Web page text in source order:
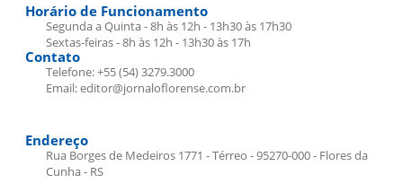
Horário de Funcionamento
Segunda a Quinta - 8h às 12h - 13h30 às 17h30
Sextas-feiras - 8h às 12h - 13h30 às 17h
Contato
Telefone: +55 (54) 3279.3000
Email: editor@jornaloflorense.com.br
Endereço
Rua Borges de Medeiros 1771 - Térreo - 95270-000 - Flores da
Cunha - RS